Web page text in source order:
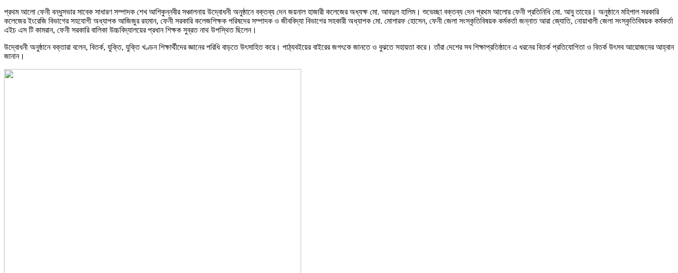
প্রথম আলো ফেনী বন্ধুসভার সাবেক সাধারণ সম্পাদক শেখ আশিকুন্নবীর সঞ্চালনায় উদ্বোধনী অনুষ্ঠানে বক্তব্য দেন জয়নাল হাজারী কলেজের অধ্যক্ষ মো. আবদুল হালিম। শুভেচ্ছা বক্তব্য দেন প্রথম আলোর ফেনী প্রতিনিধি মো. আবু তাহের। অনুষ্ঠানে মহিপাল সরকারি
কলেজের ইংরেজি বিভাগের সহযোগী অধ্যাপক আজিজুর রহমান, ফেনী সরকারি কলেজশিক্ষক পরিষদের সম্পাদক ও জীববিদ্যা বিভাগের সহকারী অধ্যাপক মো. মোশারফ হোসেন, ফেনী জেলা সংস্কৃতিবিষয়ক কর্মকর্তা জন্নাত আরা জ্যোতি, নোয়াখালী জেলা সংস্কৃতিবিষয়ক কর্মকর্তা
এইচ এস টি কামরান, ফেনী সরকারি বালিকা উচ্চবিদ্যালয়ের প্রধান শিক্ষক সুব্রত নাথ উপস্থিত ছিলেন।
উদ্বোধনী অনুষ্ঠানে বক্তারা বলেন, বিতর্ক, যুক্তি, যুক্তি খণ্ডন শিক্ষার্থীদের জ্ঞানের পরিধি বাড়তে উৎসাহিত করে। পাঠ্যবইয়ের বাইরের জগৎকে জানতে ও বুঝতে সহায়তা করে। তাঁরা দেশের সব শিক্ষাপ্রতিষ্ঠানে এ ধরনের বিতর্ক প্রতিযোগিতা ও বিতর্ক উৎসব আয়োজনের আহ্বান
জানান।